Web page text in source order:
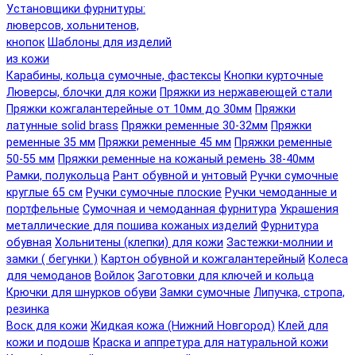
Установщики фурнитуры:
люверсов, хольнитенов,
кнопок Шаблоны для изделий
из кожи
Карабины, кольца сумочные, фастексы Кнопки курточные
Люверсы, блочки для кожи Пряжки из нержавеющей стали
Пряжки кожгалантерейные от 10мм до 30мм Пряжки
латунные solid brass Пряжки ременные 30-32мм Пряжки
ременные 35 мм Пряжки ременные 45 мм Пряжки ременные
50-55 мм Пряжки ременные на кожаный ремень 38-40мм
Рамки, полукольца Рант обувной и унтовый Ручки сумочные
круглые 65 см Ручки сумочные плоские Ручки чемоданные и
портфельные Сумочная и чемоданная фурнитура Украшения
металлические для пошива кожаных изделий Фурнитура
обувная Хольнитены (клепки) для кожи Застежки-молнии и
замки ( бегунки ) Картон обувной и кожгалантерейный Колеса
для чемоданов Войлок Заготовки для ключей и кольца
Крючки для шнурков обуви Замки сумочные Липучка, стропа,
резинка
Воск для кожи Жидкая кожа (Нижний Новгород) Клей для
кожи и подошв Краска и аппретура для натуральной кожи